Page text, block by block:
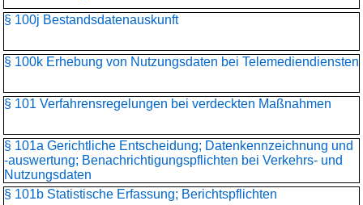
§ 100j Bestandsdatenauskunft
§ 100k Erhebung von Nutzungsdaten bei Telemediendiensten
§ 101 Verfahrensregelungen bei verdeckten Maßnahmen
§ 101a Gerichtliche Entscheidung; Datenkennzeichnung und
-auswertung; Benachrichtigungspflichten bei Verkehrs- und
Nutzungsdaten
§ 101b Statistische Erfassung; Berichtspflichten